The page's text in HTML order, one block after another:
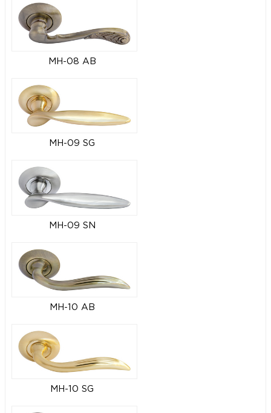
MH-08 AB
MH-09 SG
MH-09 SN
MH-10 AB
MH-10 SG